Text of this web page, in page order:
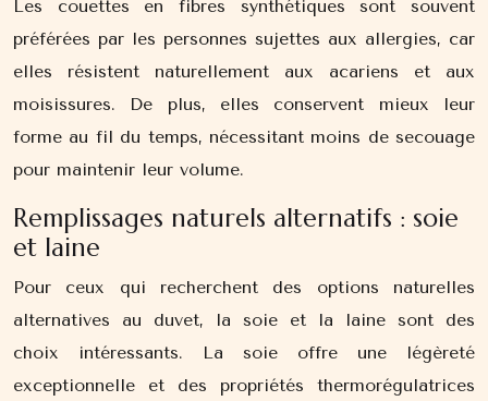
Les couettes en fibres synthétiques sont souvent
préférées par les personnes sujettes aux allergies, car
elles résistent naturellement aux acariens et aux
moisissures. De plus, elles conservent mieux leur
forme au fil du temps, nécessitant moins de secouage
pour maintenir leur volume.
Remplissages naturels alternatifs : soie
et laine
Pour ceux qui recherchent des options naturelles
alternatives au duvet, la soie et la laine sont des
choix intéressants. La soie offre une légèreté
exceptionnelle et des propriétés thermorégulatrices